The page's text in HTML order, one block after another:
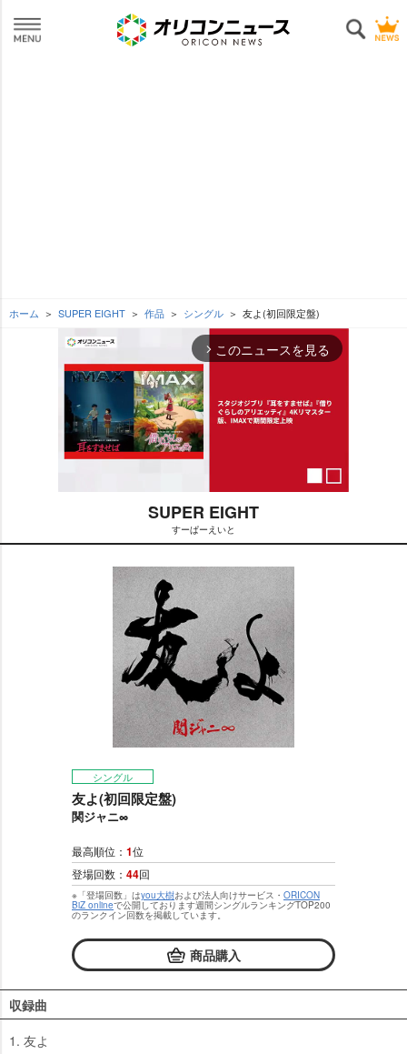
ホーム SUPER EIGHT 作品 シングル 友よ(初回限定盤)
arrow_forward_ios このニュースを見る
M
t
e
SUPER EIGHT
すーぱーえいと
シングル
友よ(初回限定盤)
関ジャニ∞
最高順位： 1位
登場回数： 44回
※「登場回数」はyou大樹および法人向けサービス・ ORICON
BiZ onlineで公開しております週間シングルランキングTOP200
のランクイン回数を掲載しています。
商品購入
収録曲
1. 友よ